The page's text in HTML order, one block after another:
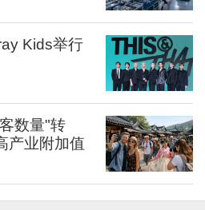
Kids举行
数量"转
产业附加值